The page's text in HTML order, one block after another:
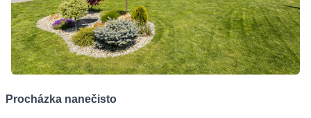
Procházka nanečisto